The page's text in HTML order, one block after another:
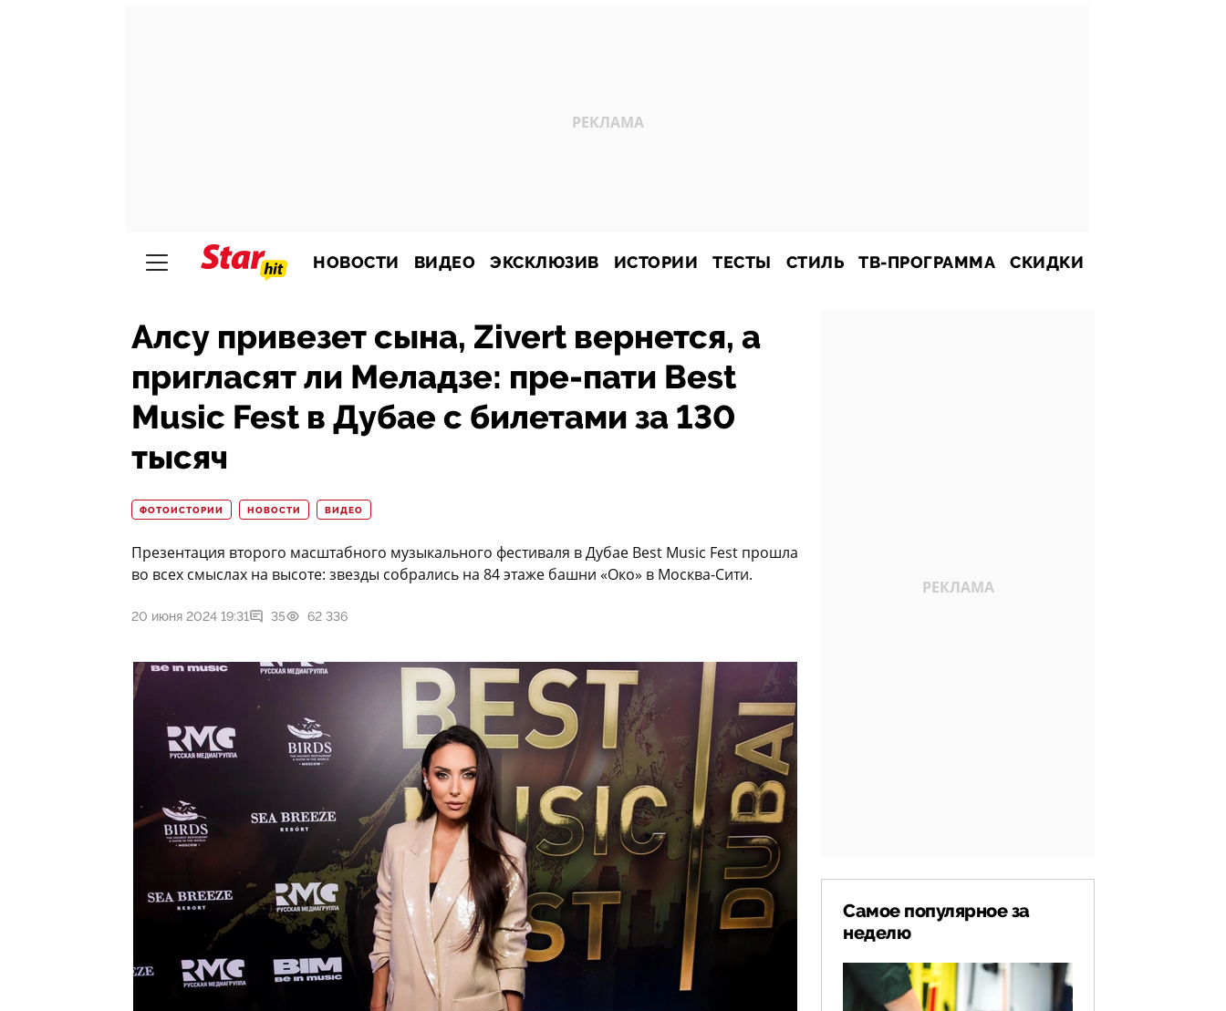
НОВОСТИ ВИДЕО ЭКСКЛЮЗИВ ИСТОРИИ ТЕСТЫ СТИЛЬ ТВ-ПРОГРАММА СКИДКИ
Алсу привезет сына, Zivert вернется, а
пригласят ли Меладзе: пре-пати Best
Music Fest в Дубае с билетами за 130
тысяч
ФОТОИСТОРИИ НОВОСТИ ВИДЕО
Презентация второго масштабного музыкального фестиваля в Дубае Best Music Fest прошла
во всех смыслах на высоте: звезды собрались на 84 этаже башни «Око» в Москва-Сити.
20 июня 2024 19:31 35 62 336
Самое популярное за
неделю